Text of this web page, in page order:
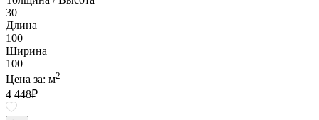
30
Длина
100
Ширина
100
Цена за: м2
4 448₽